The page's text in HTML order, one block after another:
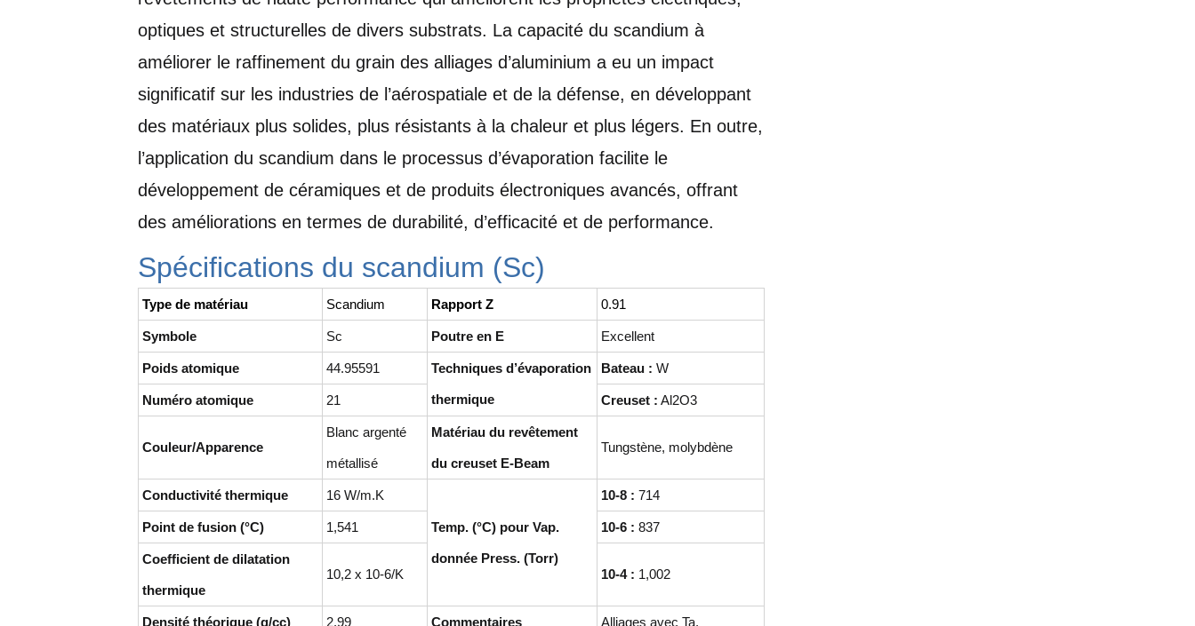
optiques et structurelles de divers substrats. La capacité du scandium à
améliorer le raffinement du grain des alliages d’aluminium a eu un impact
significatif sur les industries de l’aérospatiale et de la défense, en développant
des matériaux plus solides, plus résistants à la chaleur et plus légers. En outre,
l’application du scandium dans le processus d’évaporation facilite le
développement de céramiques et de produits électroniques avancés, offrant
des améliorations en termes de durabilité, d’efficacité et de performance.
Spécifications du scandium (Sc)
Type de matériau Scandium Rapport Z 0.91
Symbole Sc Poutre en E Excellent
Poids atomique 44.95591 Techniques d’évaporation
thermique
Bateau : W
Numéro atomique 21 Creuset : Al2O3
Couleur/Apparence
Blanc argenté
métallisé
Matériau du revêtement
du creuset E-Beam
Tungstène, molybdène
Conductivité thermique 16 W/m.K
Temp. (°C) pour Vap.
donnée Press. (Torr)
10-8 : 714
Point de fusion (°C) 1,541 10-6 : 837
Coefficient de dilatation
thermique
10,2 x 10-6/K 10-4 : 1,002
Densité théorique (g/cc) 2.99 Commentaires Alliages avec Ta.